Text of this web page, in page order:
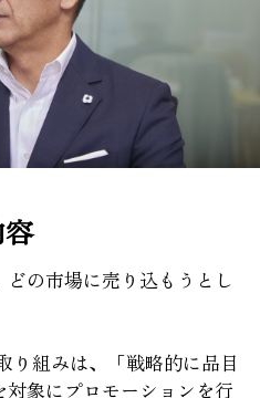
の市場に売り込もうとし
り組みは、「戦略的に品目
象にプロモーションを行